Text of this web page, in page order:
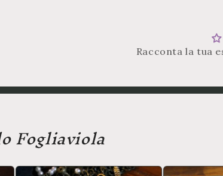
Racconta la tua
Fogliaviola